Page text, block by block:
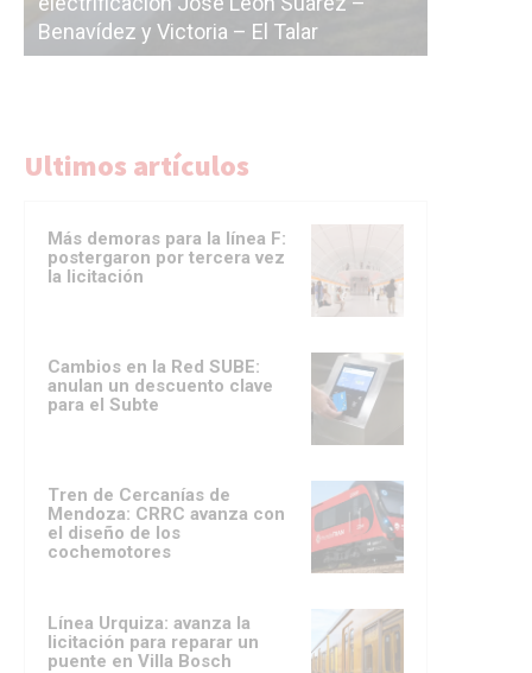
licitación de la línea F
Ultimos artículos
Más demoras para la línea F:
postergaron por tercera vez
la licitación
Cambios en la Red SUBE:
anulan un descuento clave
para el Subte
Tren de Cercanías de
Mendoza: CRRC avanza con
el diseño de los
cochemotores
Línea Urquiza: avanza la
licitación para reparar un
puente en Villa Bosch